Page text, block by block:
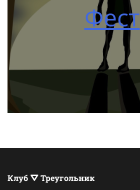
Фест
Клуб ⛛ Треугольник